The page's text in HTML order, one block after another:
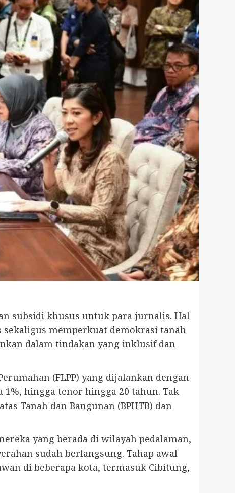
subsidi khusus untuk para jurnalis. Hal
memperkuat demokrasi tanah
dalam tindakan yang inklusif dan
(FLPP) yang dijalankan dengan
hingga tenor hingga 20 tahun. Tak
Tanah dan Bangunan (BPHTB) dan
yang berada di wilayah pedalaman,
sudah berlangsung. Tahap awal
di beberapa kota, termasuk Cibitung,